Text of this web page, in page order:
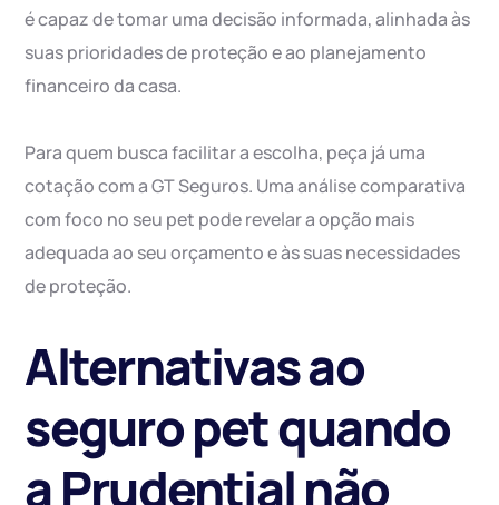
é capaz de tomar uma decisão informada, alinhada às
suas prioridades de proteção e ao planejamento
financeiro da casa.
Para quem busca facilitar a escolha, peça já uma
cotação com a GT Seguros. Uma análise comparativa
com foco no seu pet pode revelar a opção mais
adequada ao seu orçamento e às suas necessidades
de proteção.
Alternativas ao
seguro pet quando
a Prudential não